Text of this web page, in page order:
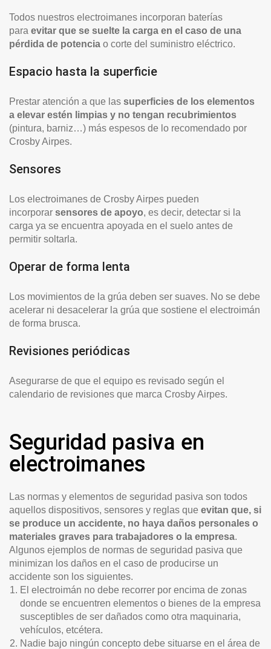
Todos nuestros electroimanes incorporan baterías
para evitar que se suelte la carga en el caso de una
pérdida de potencia o corte del suministro eléctrico.
Espacio hasta la superficie
Prestar atención a que las superficies de los elementos
a elevar estén limpias y no tengan recubrimientos
(pintura, barniz…) más espesos de lo recomendado por
Crosby Airpes.
Sensores
Los electroimanes de Crosby Airpes pueden
incorporar sensores de apoyo, es decir, detectar si la
carga ya se encuentra apoyada en el suelo antes de
permitir soltarla.
Operar de forma lenta
Los movimientos de la grúa deben ser suaves. No se debe
acelerar ni desacelerar la grúa que sostiene el electroimán
de forma brusca.
Revisiones periódicas
Asegurarse de que el equipo es revisado según el
calendario de revisiones que marca Crosby Airpes.
Seguridad pasiva en
electroimanes
Las normas y elementos de seguridad pasiva son todos
aquellos dispositivos, sensores y reglas que evitan que, si
se produce un accidente, no haya daños personales o
materiales graves para trabajadores o la empresa.
Algunos ejemplos de normas de seguridad pasiva que
minimizan los daños en el caso de producirse un
accidente son los siguientes.
El electroimán no debe recorrer por encima de zonas
donde se encuentren elementos o bienes de la empresa
susceptibles de ser dañados como otra maquinaria,
vehículos, etcétera.
Nadie bajo ningún concepto debe situarse en el área de